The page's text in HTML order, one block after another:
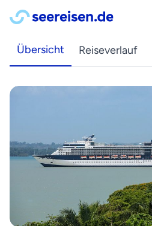
Übersicht Reiseverlauf